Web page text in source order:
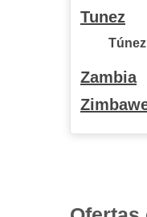
Tunez
Túnez
Zambia